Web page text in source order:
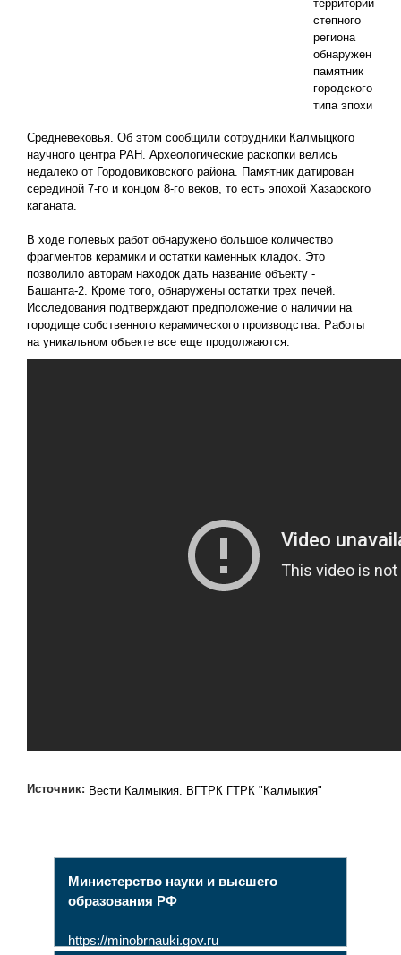
территории
степного
региона
обнаружен
памятник
городского
типа эпохи
Средневековья. Об этом сообщили сотрудники Калмыцкого
научного центра РАН. Археологические раскопки велись
недалеко от Городовиковского района. Памятник датирован
серединой 7-го и концом 8-го веков, то есть эпохой Хазарского
каганата.
В ходе полевых работ обнаружено большое количество
фрагментов керамики и остатки каменных кладок. Это
позволило авторам находок дать название объекту -
Башанта-2. Кроме того, обнаружены остатки трех печей.
Исследования подтверждают предположение о наличии на
городище собственного керамического производства. Работы
на уникальном объекте все еще продолжаются.
Источник: Вести Калмыкия. ВГТРК ГТРК "Калмыкия"
Министерство науки и высшего
образования РФ
https://minobrnauki.gov.ru